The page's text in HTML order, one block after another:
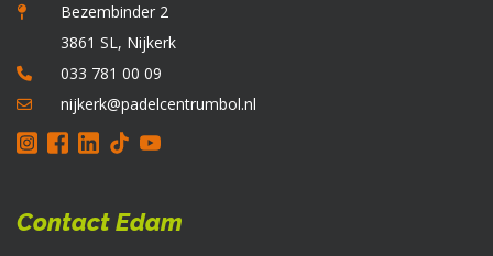
Bezembinder 2
3861 SL, Nijkerk
033 781 00 09
nijkerk@padelcentrumbol.nl
Contact Edam